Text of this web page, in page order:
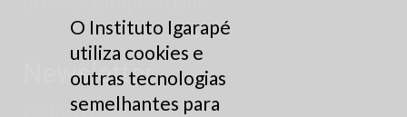
Newsletter
Cadastre-se
O Instituto Igarapé
utiliza cookies e
outras tecnologias
semelhantes para